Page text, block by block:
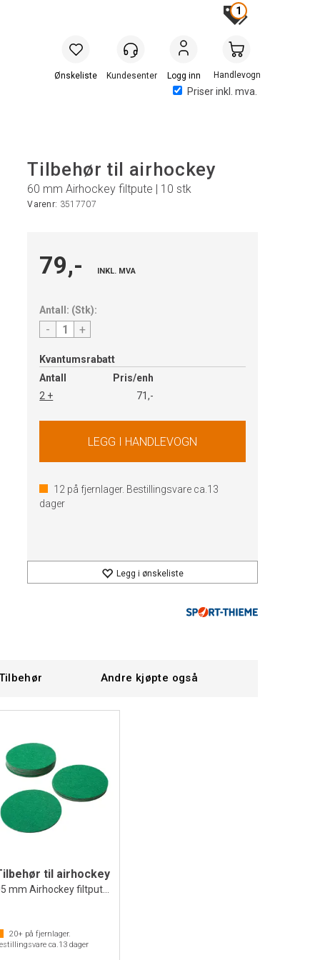
Priser inkl. mva.
Logg inn Handlevogn
1
Tilbehør til airhockey
60 mm Airhockey filtpute | 10 stk
Varenr: 3517707
79,- INKL. MVA
Antall: (Stk):
- +
Kvantumsrabatt
Antall
Pris/enh
2 +
71,-
12 på fjernlager. Bestillingsvare ca. 13
dager
Legg i ønskeliste
Andre kjøpte også
til airhockey
20+ på fjernlager.
ca.13 dager